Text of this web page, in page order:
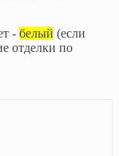
- белый (если
отделки по